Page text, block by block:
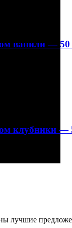
ванили —
клубники —
лучшие